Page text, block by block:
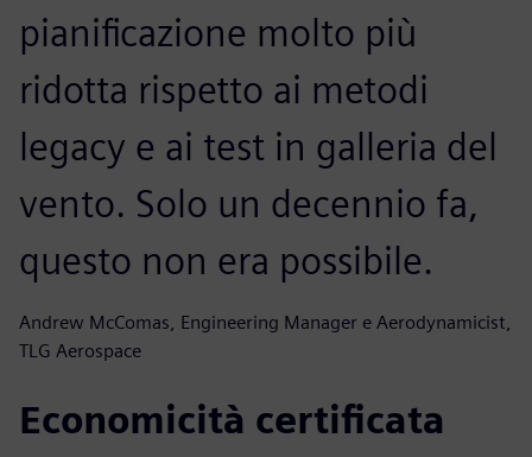
pianificazione molto più
ridotta rispetto ai metodi
legacy e ai test in galleria del
vento. Solo un decennio fa,
questo non era possibile.
Andrew McComas, Engineering Manager e Aerodynamicist,
TLG Aerospace
Economicità certificata